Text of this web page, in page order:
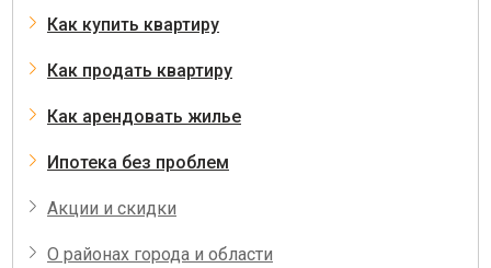
Как купить квартиру
Как продать квартиру
Как арендовать жилье
Ипотека без проблем
Акции и скидки
О районах города и области